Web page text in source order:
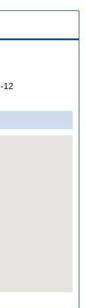
12